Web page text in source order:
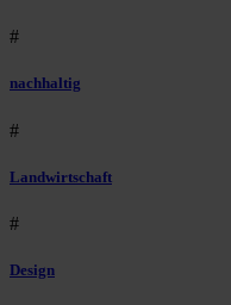
#
nachhaltig
#
Landwirtschaft
#
Design